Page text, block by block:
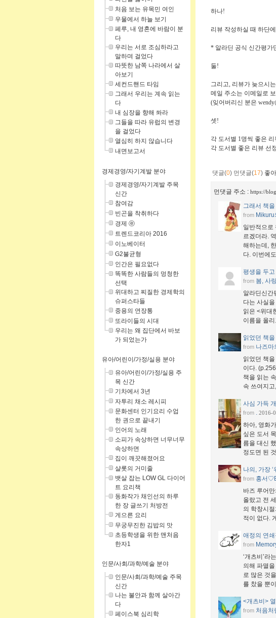
하나!
리뷰 작성하실 때 하단
* 알라딘 공식 신간평가
둘!
그리고, 리뷰가 늦으시
메일 주소는 이메일로
(잊어버리신 분은
셋!
각 도서별 1명씩 좋은
각 도서별 좋은 리뷰 선
댓글(0) 먼댓글(17) 좋
먼댓글 주소 : https://
그래서 책
from Mikuru
일반적으로
르겠더라.
해하는데,
다. 이번에
평생을 두
from 봄, 사
알라딘신간
다는 사실
읽은 <위대
이름을 올
읽었던 책
from 나즈마
읽었던 책
이다.
책을 읽는
속 쓰여지
사심 가득
from . 2016-
하아, 영화
싶은 도서
름을 대신
정도면 된
나의, 가장
from 홍서
바즈 루어
올랐고 전
의 학창시
적이 없다.
애정의 연쇄
from
‘개츠비’라
의해 파멸
로 많은 것
를 찼을 뿐
<개츠비>
from 처음처
처음 보는 유목민 여인
우물에서 하늘 보기
페루, 내 영혼에 바람이 분
다
우리는 서로 조심하라고
말하며 걸었다
따뜻한 남쪽 나라에서 살
아보기
세컨드핸드 타임
그래서 우리는 계속 읽는
다
내 심장을 향해 쏴라
그들을 따라 유럽의 변경
을 걸었다
열심히 하지 않습니다
내면보고서
경제경영/자기계발 분야
경제경영/자기계발 주목
신간
참여감
빈곤을 착취하다
경제 ⓔ
트렌드코리아 2016
이노베이터
G2불균형
인간은 필요없다
똑똑한 사람들의 멍청한
선택
위대하고 찌질한 경제학의
슈퍼스타들
중용의 연장통
또라이들의 시대
우리는 왜 집단에서 바보
가 되었는가
유아/어린이/가정/실용 분야
유아/어린이/가정/실용 주
목 신간
기차에서 3년
자투리 채소 레시피
문화센터 인기요리 수업
한 권으로 끝내기
인어의 노래
소피가 속상하면 너무너무
속상하면
집이 깨끗해졌어요
샬롯의 거미줄
뱃살 잡는 LOW GL 다이어
트 요리책
동화작가 채인선의 하루
한 장 글쓰기 처방전
게으른 요리
무궁무진한 김밥의 맛
초등학생을 위한 맨처음
한자1
인문/사회/과학/예술 분야
인문/사회/과학/예술 주목
신간
나는 불안과 함께 살아간
다
페이스북 심리학